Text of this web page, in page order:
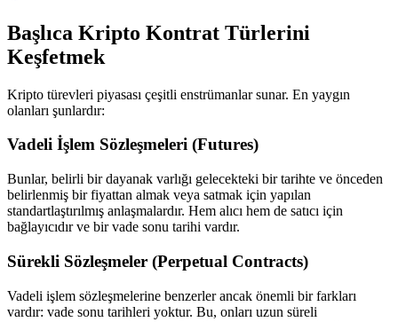
Başlıca Kripto Kontrat Türlerini
Keşfetmek
Kripto türevleri piyasası çeşitli enstrümanlar sunar. En yaygın
olanları şunlardır:
Vadeli İşlem Sözleşmeleri (Futures)
Bunlar, belirli bir dayanak varlığı gelecekteki bir tarihte ve önceden
belirlenmiş bir fiyattan almak veya satmak için yapılan
standartlaştırılmış anlaşmalardır. Hem alıcı hem de satıcı için
bağlayıcıdır ve bir vade sonu tarihi vardır.
Sürekli Sözleşmeler (Perpetual Contracts)
Vadeli işlem sözleşmelerine benzerler ancak önemli bir farkları
vardır: vade sonu tarihleri yoktur. Bu, onları uzun süreli